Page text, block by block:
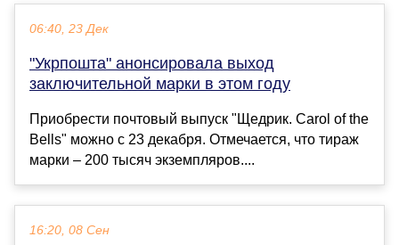
06:40, 23 Дек
"Укрпошта" анонсировала выход
заключительной марки в этом году
Приобрести почтовый выпуск "Щедрик. Carol of the
Bells" можно с 23 декабря. Отмечается, что тираж
марки – 200 тысяч экземпляров....
16:20, 08 Сен